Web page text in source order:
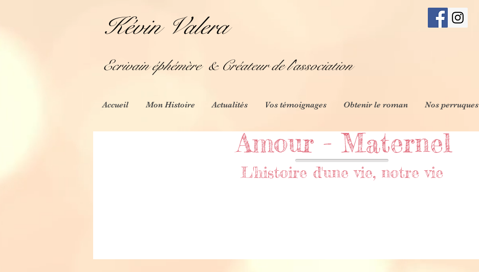
Kévin Valera
Ecrivain éphémère & Créateur de l'association
Accueil Mon Histoire Actualités Vos témoignages Obtenir le roman Nos perruques
Amour - Maternel
L'histoire d'une vie, notre vie